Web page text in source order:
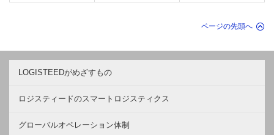
ページの先頭へ
LOGISTEEDがめざすもの
ロジスティードのスマートロジスティクス
グローバルオペレーション体制